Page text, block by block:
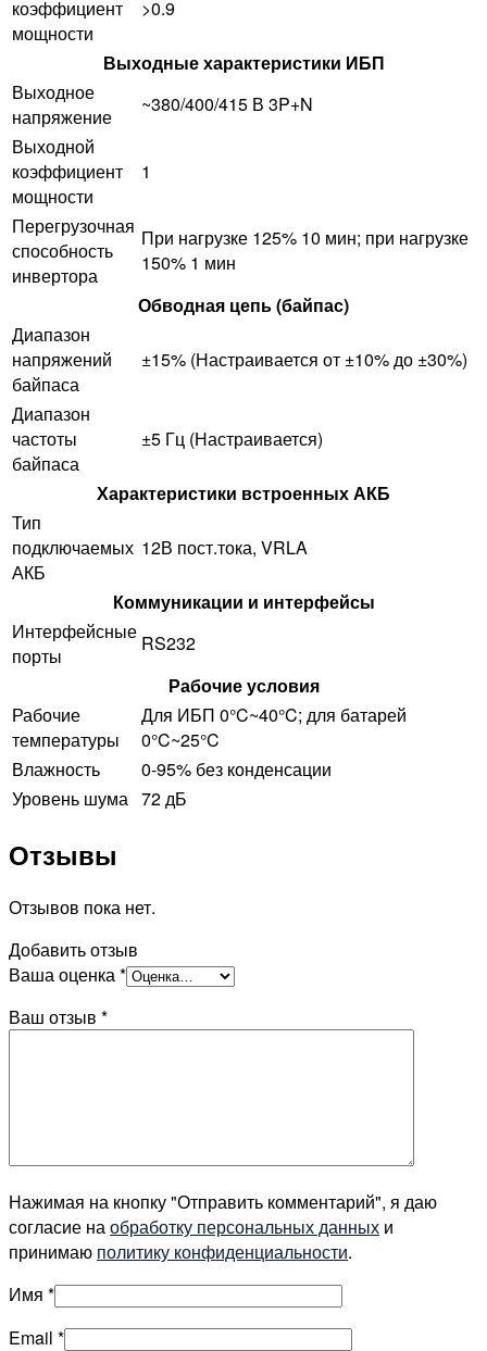
коэффициент
мощности
>0.9
Выходные характеристики ИБП
Выходное
напряжение
~380/400/415 В 3P+N
Выходной
коэффициент
мощности
1
Перегрузочная
способность
инвертора
При нагрузке 125% 10 мин; при нагрузке
150% 1 мин
Обводная цепь (байпас)
Диапазон
напряжений
байпаса
±15% (Настраивается от ±10% до ±30%)
Диапазон
частоты
байпаса
±5 Гц (Настраивается)
Характеристики встроенных АКБ
Тип
подключаемых
АКБ
12В пост.тока, VRLA
Коммуникации и интерфейсы
Интерфейсные
порты
RS232
Рабочие условия
Рабочие
температуры
Для ИБП 0°C~40°C; для батарей
0°C~25°C
Влажность
0-95% без конденсации
Уровень шума 72 дБ
Отзывы
Отзывов пока нет.
Добавить отзыв
Ваша оценка*
Ваш отзыв *
Нажимая на кнопку "Отправить комментарий", я даю
согласие наобработку персональных данных и
принимаю политику конфиденциальности.
Имя *
Email *